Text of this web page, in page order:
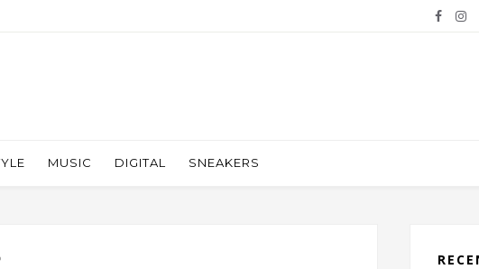
MUSIC DIGITAL SNEAKERS